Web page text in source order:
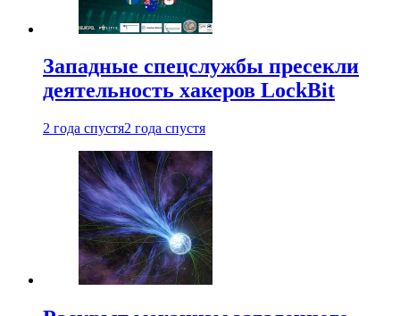
Западные спецслужбы пресекли
деятельность хакеров LockBit
2 года спустя2 года спустя